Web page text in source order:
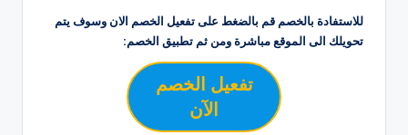
للاستفادة بالخصم قم بالضغط على تفعيل الخصم الان وسوف يتم
تحويلك الى الموقع مباشرة ومن ثم تطبيق الخصم:
تفعيل الخصم
الآن